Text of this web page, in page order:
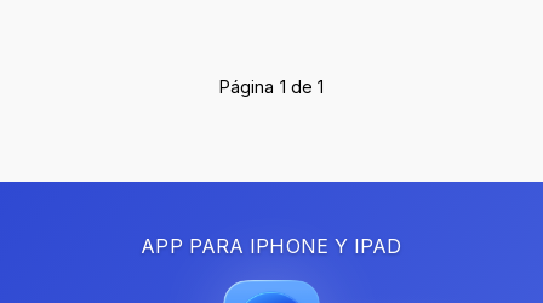
Página 1 de 1
APP PARA IPHONE Y IPAD